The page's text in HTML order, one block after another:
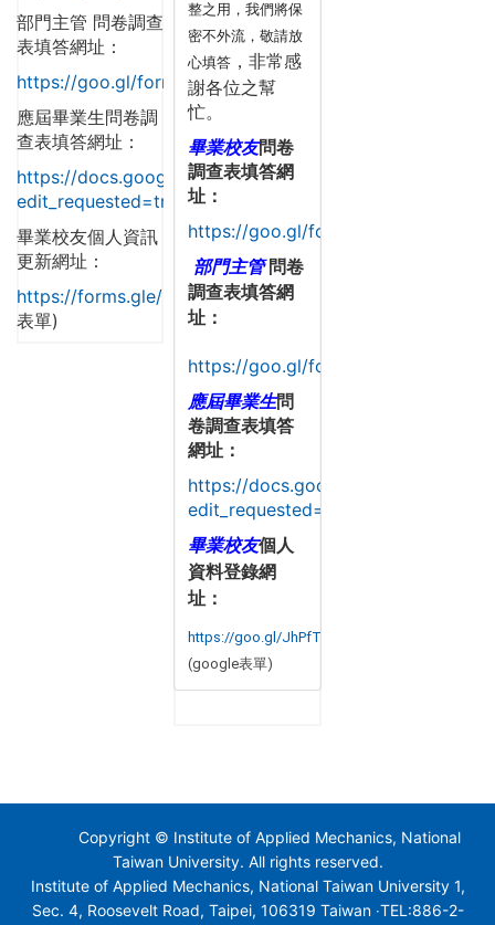
部門主管 問卷調查
表填答網址：
https://goo.gl/forms/awT2oF6tzYhvyi1w1
應屆畢業生問卷調
查表填答網址：
https://docs.google.com/forms/d/
edit_requested=true#
畢業校友個人資訊
更新網址：
https://forms.gle/Rzfduqh84c8ZN9WZ9https://
表單)
整之用，我們將保
密不外流，敬請放
心填答 ，非常感
謝各位之幫
忙。
畢業校友問卷
調查表填答網
址：
https://goo.gl/forms/
部門主管 問卷
調查表填答網
址：
https://goo.gl/forms/
應屆畢業生問
卷調查表填答
網址：
https://docs.google.com/forms/d/
edit_requested=true#
畢業校友個人
資料登錄網
址：
https://goo.gl/JhPfTg
(google表單)
Copyright © Institute of Applied Mechanics, National
Taiwan University. All rights reserved.
Institute of Applied Mechanics, National Taiwan University 1,
Sec. 4, Roosevelt Road, Taipei, 106319 Taiwan ‧TEL:886-2-